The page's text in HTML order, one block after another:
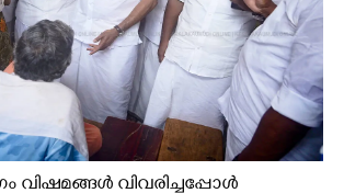
വിഷമങ്ങൾ വിവരിച്ചപ്പോൾ